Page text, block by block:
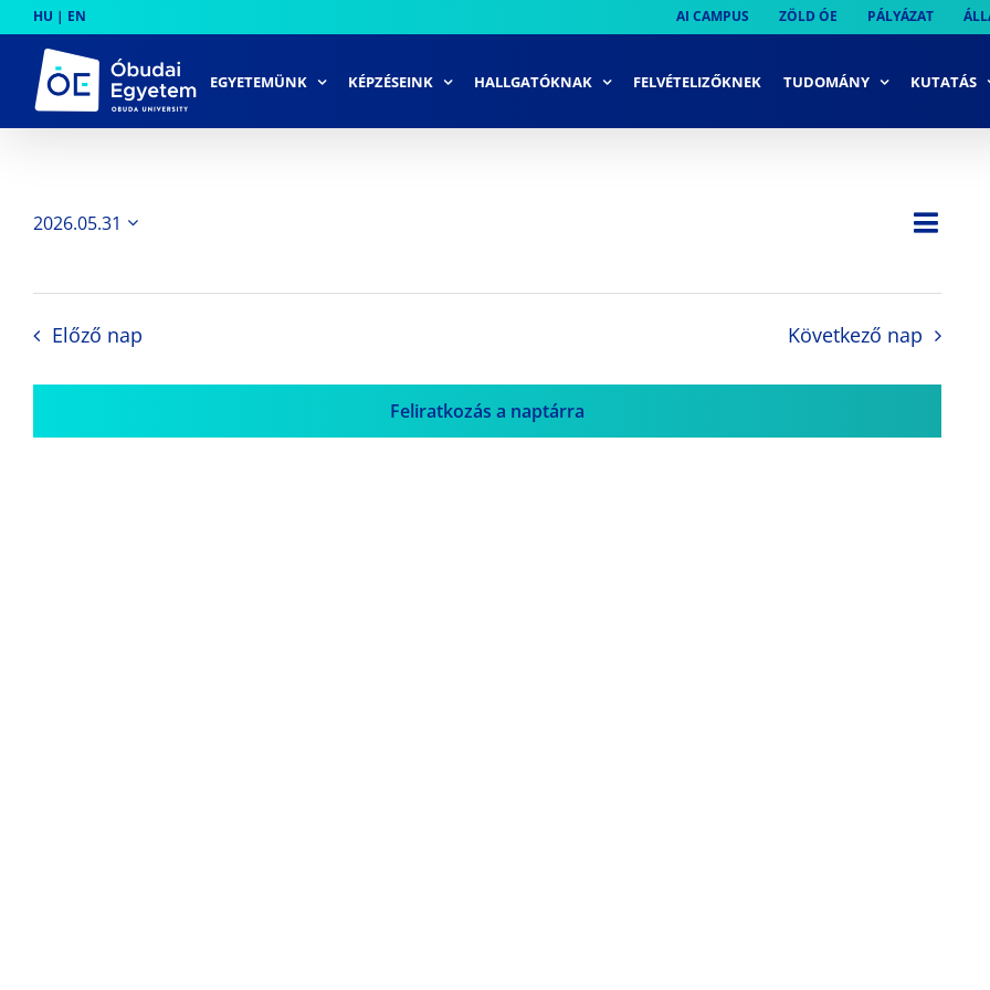
to
content
HU | EN AI CAMPUS ZÖLD ÓE PÁLYÁZAT
EGYETEMÜNK KÉPZÉSEINK HALLGATÓKNAK FELVÉTELIZŐKNEK TUDOMÁNY KUTATÁS
Nap
2026.05.31
Előző nap Következő nap
Feliratkozás a naptárra